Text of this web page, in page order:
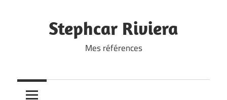
Stephcar Riviera
Mes références